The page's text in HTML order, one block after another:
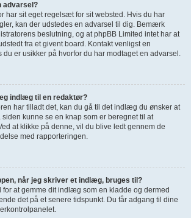
advarsel?
har sit eget regelsæt for sit websted. Hvis du har
kan der udstedes en advarsel til dig. Bemærk
beslutning, og at phpBB Limited intet har at
fra et givent board. Kontakt venligst en
du er usikker på hvorfor du har modtaget en advarsel.
indlæg til en redaktør?
har tilladt det, kan du gå til det indlæg du ønsker at
kunne se en knap som er beregnet til at
at klikke på denne, vil du blive ledt gennem de
med rapporteringen.
når jeg skriver et indlæg, bruges til?
for at gemme dit indlæg som en kladde og dermed
det på et senere tidspunkt. Du får adgang til dine